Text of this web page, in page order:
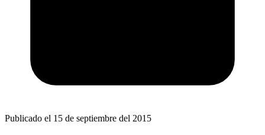
Publicado el 15 de septiembre del 2015